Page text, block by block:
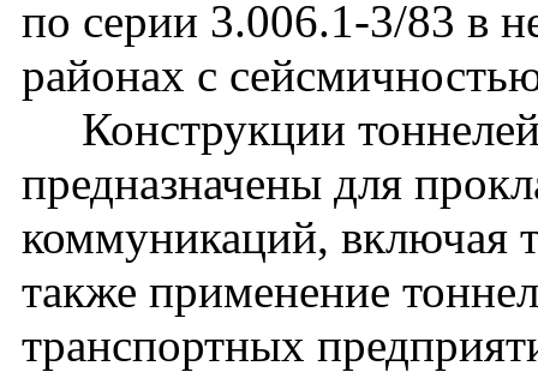
по серии 3.006.1-3/83 в
районах с
Конструкции тоннелей
предназначены для
коммуникаций, включая
также применение
транспортных